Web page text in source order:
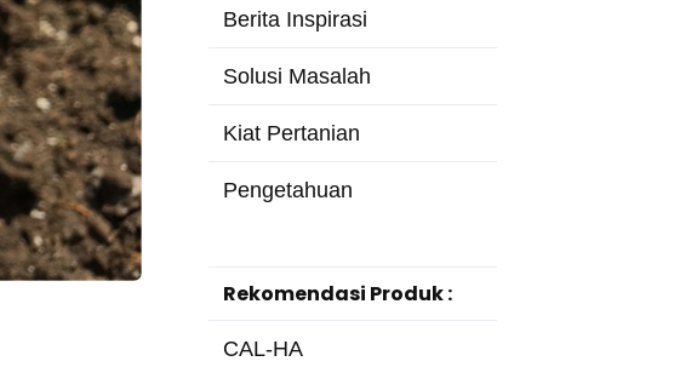
Berita Inspirasi
Solusi Masalah
Kiat Pertanian
Pengetahuan
Rekomendasi Produk :
CAL-HA